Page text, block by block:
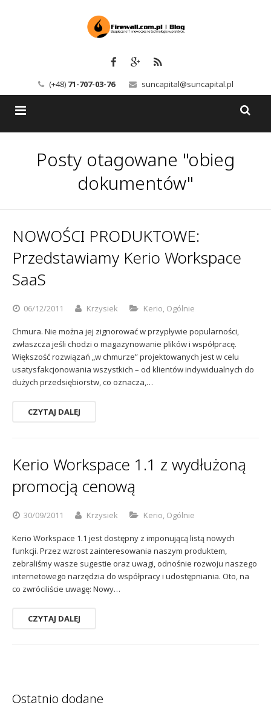
(+48) 71-707-03-76 suncapital@suncapital.pl
Backup-Solutions
Serwery pocztowe
Sophos
Usługi
Szkolenia
Kontakt
Polityka prywatności
Posty otagowane "obieg
dokumentów"
NOWOŚCI PRODUKTOWE:
Przedstawiamy Kerio Workspace
SaaS
06/12/2011 Krzysiek Kerio, Ogólnie
Chmura. Nie można jej zignorować w przypływie popularności,
zwłaszcza jeśli chodzi o magazynowanie plików i współpracę.
Większość rozwiązań „w chmurze” projektowanych jest w celu
usatysfakcjonowania wszystkich – od klientów indywidualnych do
dużych przedsiębiorstw, co oznacza,…
CZYTAJ DALEJ
Kerio Workspace 1.1 z wydłużoną
promocją cenową
30/09/2011 Krzysiek Kerio, Ogólnie
Kerio Workspace 1.1 jest dostępny z imponującą listą nowych
funkcji. Przez wzrost zainteresowania naszym produktem,
zebraliśmy wasze sugestie oraz uwagi, odnośnie rozwoju naszego
internetowego narzędzia do współpracy i udostępniania. Oto, na
co zwróciliście uwagę: Nowy…
CZYTAJ DALEJ
Ostatnio dodane